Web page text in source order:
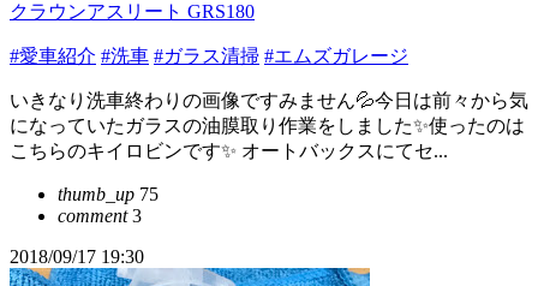
クラウンアスリート GRS180
#愛車紹介 #洗車 #ガラス清掃 #エムズガレージ
いきなり洗車終わりの画像ですみません💦今日は前々から気
になっていたガラスの油膜取り作業をしました✨使ったのは
こちらのキイロビンです✨ オートバックスにてセ...
thumb_up 75
comment3
2018/09/17 19:30